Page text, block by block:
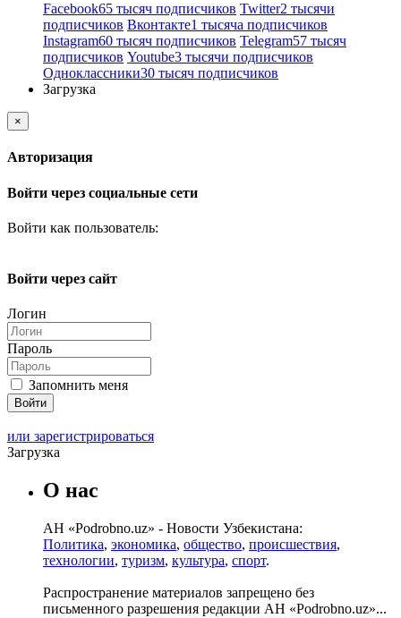
Facebook65 тысяч подписчиков Twitter2 тысячи
подписчиков Вконтакте1 тысяча подписчиков
Instagram60 тысяч подписчиков Telegram57 тысяч
подписчиков Youtube3 тысячи подписчиков
Одноклассники30 тысяч подписчиков
Загрузка
×
Авторизация
Войти через социальные сети
Войти как пользователь:
Войти через сайт
Логин
Пароль
Запомнить меня
или зарегистрироваться
Загрузка
О нас
АН «Podrobno.uz» - Новости Узбекистана:
Политика, экономика, общество, происшествия,
технологии, туризм, культура, спорт.
Распространение материалов запрещено без
письменного разрешения редакции АН «Podrobno.uz»...